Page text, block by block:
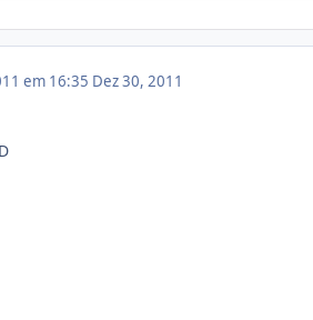
em 16:35 Dez 30, 2011